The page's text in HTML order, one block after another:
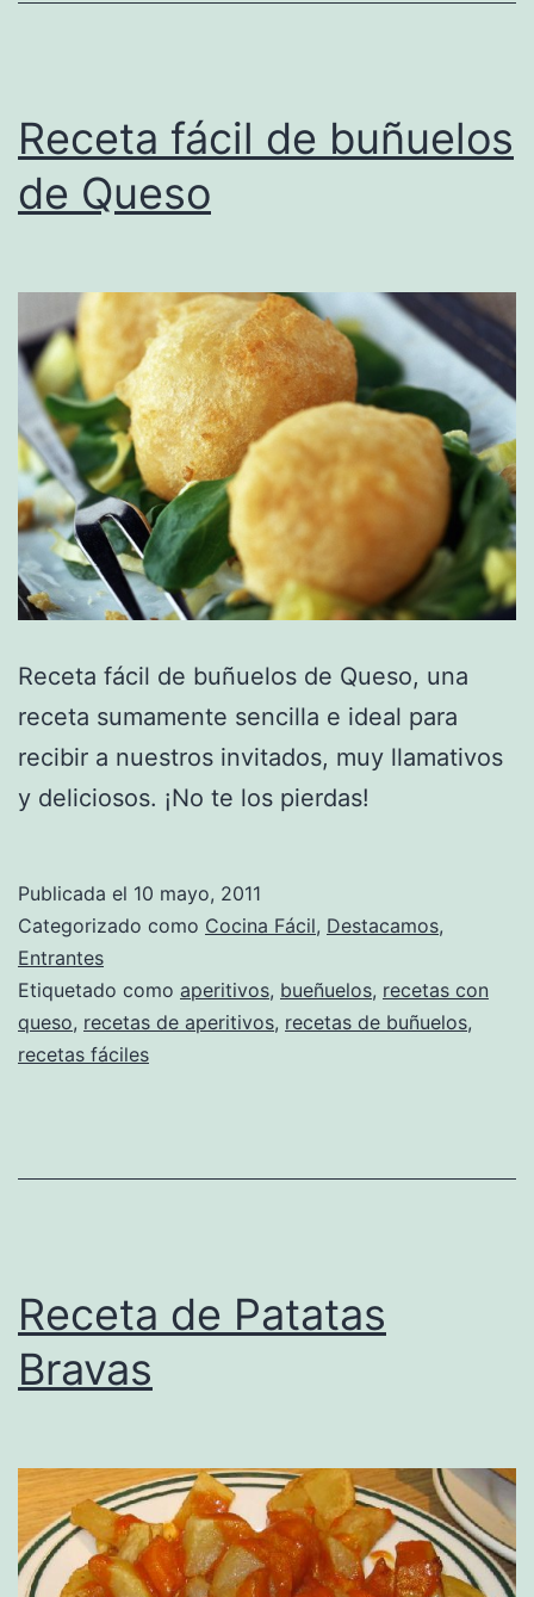
Receta fácil de buñuelos
de Queso
Receta fácil de buñuelos de Queso, una
receta sumamente sencilla e ideal para
recibir a nuestros invitados, muy llamativos
y deliciosos. ¡No te los pierdas!
Publicada el 10 mayo, 2011
Categorizado como Cocina Fácil, Destacamos,
Entrantes
Etiquetado como aperitivos, bueñuelos, recetas con
queso, recetas de aperitivos, recetas de buñuelos,
recetas fáciles
Receta de Patatas
Bravas